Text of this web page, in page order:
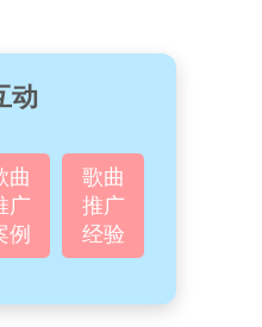
动
曲
广
例
歌曲
推广
经验